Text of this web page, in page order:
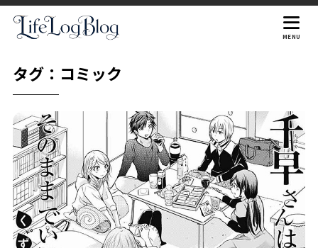
MENU
タグ：コミック